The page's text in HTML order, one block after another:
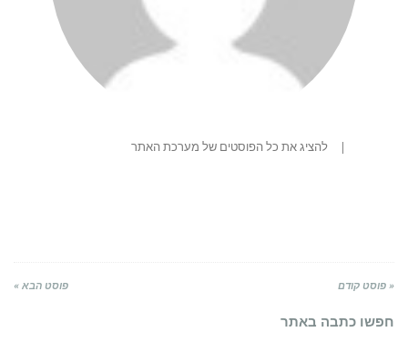
להציג את כל הפוסטים של מערכת האתר
« פוסט קודם פוסט הבא »
חפשו כתבה באתר